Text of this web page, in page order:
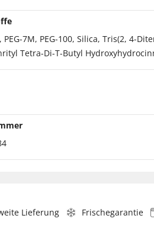
PEG-7M, PEG-100, Silica, Tris(2, 4-
Tetra-Di-T-Butyl
Lieferung Frischegarantie